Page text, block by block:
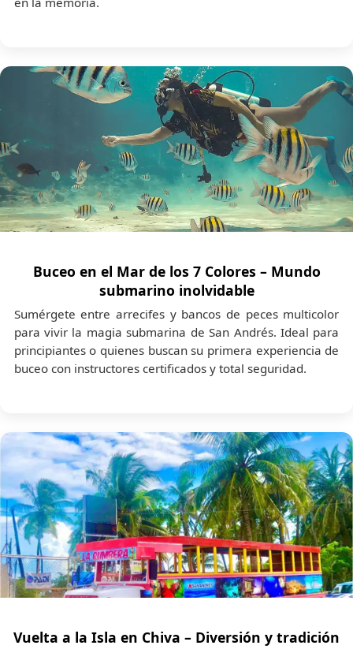
Buceo en el Mar de los 7 Colores – Mundo
submarino inolvidable
Sumérgete entre arrecifes y bancos de peces multicolor
para vivir la magia submarina de San Andrés. Ideal para
principiantes o quienes buscan su primera experiencia de
buceo con instructores certificados y total seguridad.
Vuelta a la Isla en Chiva – Diversión y tradición